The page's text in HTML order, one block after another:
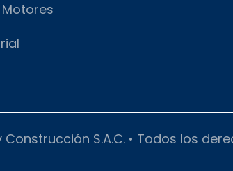
S.A.C. • Todos los